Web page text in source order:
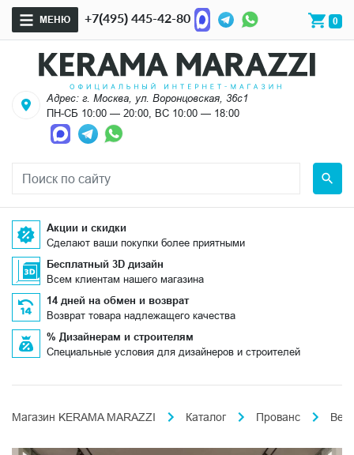
МЕНЮ +7(495) 445-42-80 0
Адрес: г. Москва, ул. Воронцовская, 36с1
ПН-СБ 10:00 — 20:00, ВС 10:00 — 18:00
Акции и скидки
Сделают ваши покупки более приятными
Бесплатный 3D дизайн
Всем клиентам нашего магазина
14 дней на обмен и возврат
Возврат товара надлежащего качества
% Дизайнерам и строителям
Специальные условия для дизайнеров и строителей
Магазин KERAMA MARAZZI Каталог Прованс